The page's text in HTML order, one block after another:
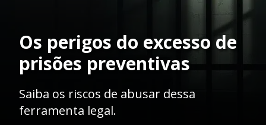
Os perigos do excesso de
prisões preventivas
Saiba os riscos de abusar dessa
ferramenta legal.